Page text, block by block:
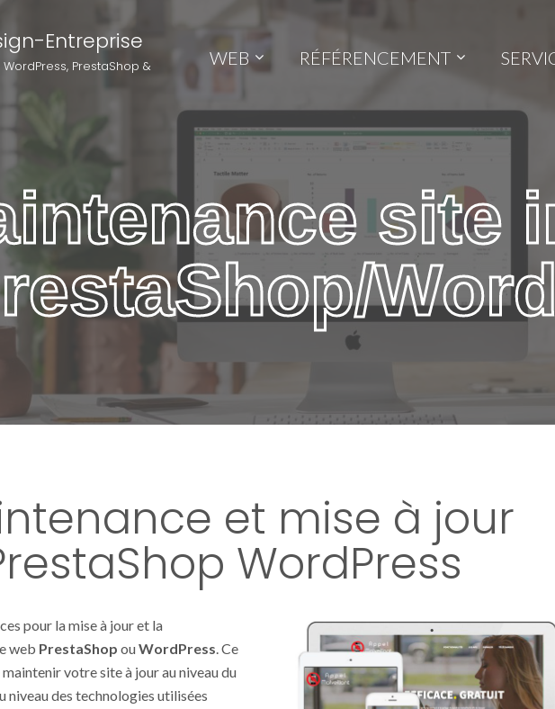
Entreprise
PrestaShop & WEB RÉFÉRENCEMENT
site
et mise à jour
WordPress
pour la mise à jour et la
web PrestaShop ouWordPress. Ce
votre site à jour au niveau du
niveau des technologies utilisées